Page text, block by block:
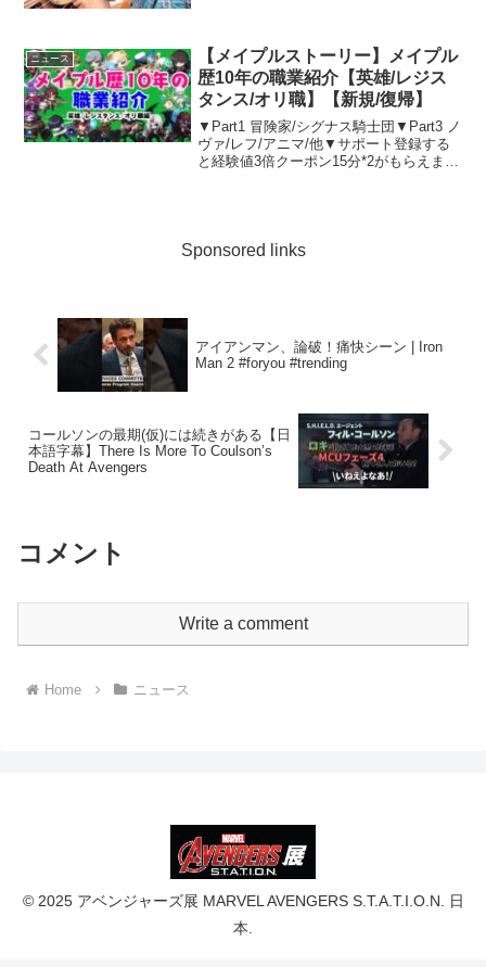
ニュース
【メイプルストーリー】メイプル
歴10年の職業紹介【英雄/レジス
タンス/オリ職】【新規/復帰】
▼Part1 冒険家/シグナス騎士団▼Part3 ノ
ヴァ/レフ/アニマ/他▼サポート登録する
と経験値3倍クーポン15分*2がもらえま
Sponsored links
アイアンマン、論破！痛快シーン | Iron
Man 2 #foryou #trending
コールソンの最期(仮)には続きがある【日
本語字幕】There Is More To Coulson’s
Death At Avengers
コメント
Write a comment
Home ニュース
© 2025 アベンジャーズ展 MARVEL AVENGERS S.T.A.T.I.O.N. 日
本.